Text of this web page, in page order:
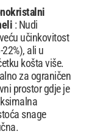
: Nudi
učinkovitost
22%), ali u
košta više.
za ograničen
prostor gdje je
snage